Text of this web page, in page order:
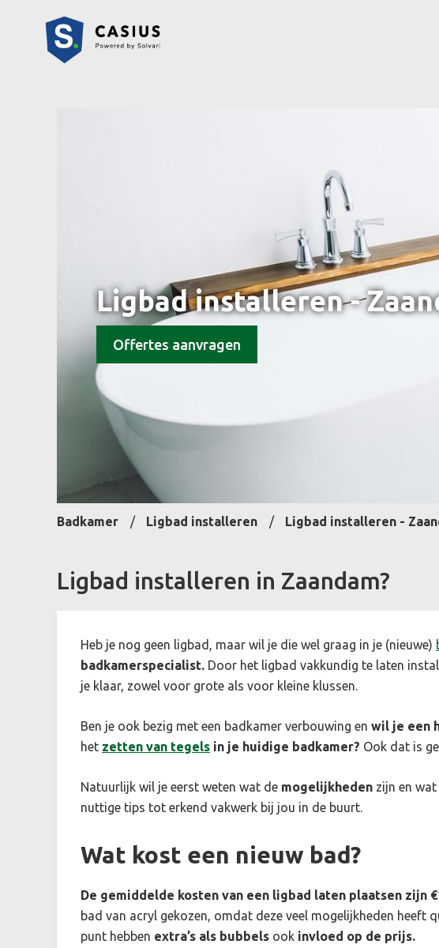
Ligbad installeren -
Offertes aanvragen
Badkamer Ligbad installeren Ligbad installeren -
Ligbad installeren in Zaandam?
Heb je nog geen ligbad, maar wil je die wel graag in je (nieuwe)
badkamerspecialist. Door het ligbad vakkundig te laten
je klaar, zowel voor grote als voor kleine klussen.
Ben je ook bezig met een badkamer verbouwing en wil je een
het zetten van tegels in je huidige badkamer? Ook dat is
Natuurlijk wil je eerst weten wat de mogelijkheden zijn en wat
nuttige tips tot erkend vakwerk bij jou in de buurt.
Wat kost een nieuw bad?
De gemiddelde kosten van een ligbad laten plaatsen zijn
bad van acryl gekozen, omdat deze veel mogelijkheden heeft
punt hebben extra’s als bubbels ook invloed op de prijs.